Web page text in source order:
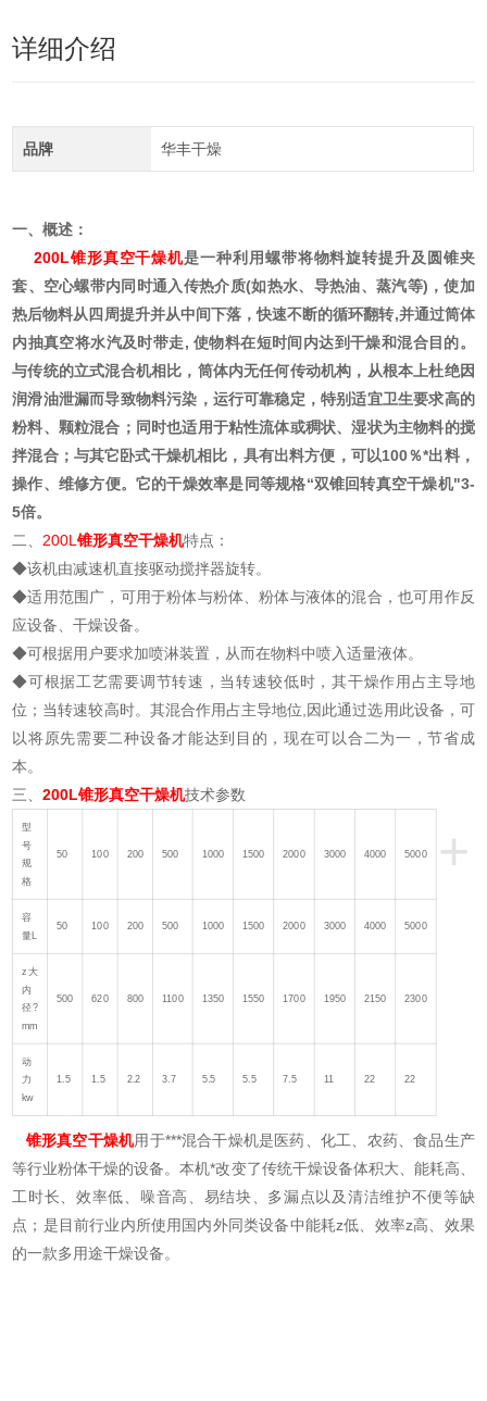
详细介绍
品牌 华丰干燥
一、概述：
200L锥形真空干燥机是一种利用螺带将物料旋转提升及圆锥夹
套、空心螺带内同时通入传热介质(如热水、导热油、蒸汽等)，使加
热后物料从四周提升并从中间下落，快速不断的循环翻转,并通过筒体
内抽真空将水汽及时带走, 使物料在短时间内达到干燥和混合目的。
与传统的立式混合机相比，筒体内无任何传动机构，从根本上杜绝因
润滑油泄漏而导致物料污染，运行可靠稳定，特别适宜卫生要求高的
粉料、颗粒混合；同时也适用于粘性流体或稠状、湿状为主物料的搅
拌混合；与其它卧式干燥机相比，具有出料方便，可以100％*出料，
操作、维修方便。它的干燥效率是同等规格“双锥回转真空干燥机"3-
5倍。
二、200L锥形真空干燥机特点：
◆该机由减速机直接驱动搅拌器旋转。
◆适用范围广，可用于粉体与粉体、粉体与液体的混合，也可用作反
应设备、干燥设备。
◆可根据用户要求加喷淋装置，从而在物料中喷入适量液体。
◆可根据工艺需要调节转速，当转速较低时，其干燥作用占主导地
位；当转速较高时。其混合作用占主导地位,因此通过选用此设备，可
以将原先需要二种设备才能达到目的，现在可以合二为一，节省成
本。
三、200L锥形真空干燥机技术参数
+
型
号
规
格
50 100 200 500 1000 1500 2000 3000 4000 5000
容
量L
50 100 200 500 1000 1500 2000 3000 4000 5000
z大
内
径?
mm
500 620 800 1100 1350 1550 1700 1950 2150 2300
动
力
kw
1.5 1.5 2.2 3.7 5.5 5.5 7.5 11 22 22
锥形真空干燥机用于***混合干燥机是医药、化工、农药、食品生产
等行业粉体干燥的设备。本机*改变了传统干燥设备体积大、能耗高、
工时长、效率低、噪音高、易结块、多漏点以及清洁维护不便等缺
点；是目前行业内所使用国内外同类设备中能耗z低、效率z高、效果
的一款多用途干燥设备。